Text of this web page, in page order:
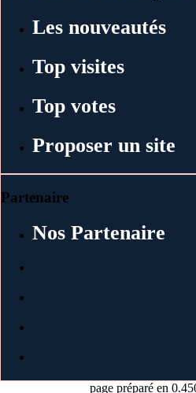
Les nouveautés
Top visites
Top votes
Proposer un site
Partenaire
Nos Partenaire
page préparé en